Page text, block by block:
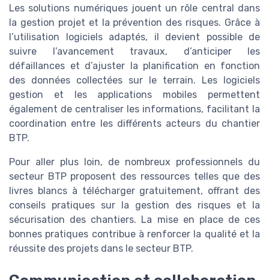
Les solutions numériques jouent un rôle central dans
la gestion projet et la prévention des risques. Grâce à
l’utilisation logiciels adaptés, il devient possible de
suivre l’avancement travaux, d’anticiper les
défaillances et d’ajuster la planification en fonction
des données collectées sur le terrain. Les logiciels
gestion et les applications mobiles permettent
également de centraliser les informations, facilitant la
coordination entre les différents acteurs du chantier
BTP.
Pour aller plus loin, de nombreux professionnels du
secteur BTP proposent des ressources telles que des
livres blancs à télécharger gratuitement, offrant des
conseils pratiques sur la gestion des risques et la
sécurisation des chantiers. La mise en place de ces
bonnes pratiques contribue à renforcer la qualité et la
réussite des projets dans le secteur BTP.